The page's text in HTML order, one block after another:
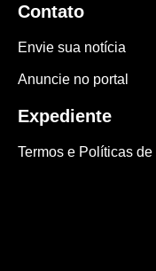
Contato
Envie sua notícia
Anuncie no portal
Expediente
Termos e Políticas